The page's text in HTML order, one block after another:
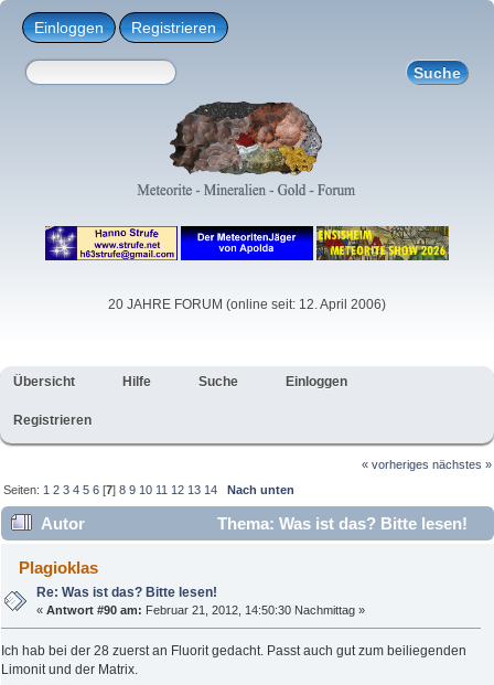
Einloggen Registrieren
20 JAHRE FORUM (online seit: 12. April 2006)
Übersicht Hilfe Suche Einloggen
Registrieren
« vorheriges nächstes »
Seiten: 1 2 3 4 5 6 [7]8 9 10 11 12 13 14 Nach unten
Autor
Thema: Was ist das? Bitte lesen!
(Gelesen 54922 mal)
Plagioklas
Re: Was ist das? Bitte lesen!
«Antwort #90 am: Februar 21, 2012, 14:50:30 Nachmittag »
Ich hab bei der 28 zuerst an Fluorit gedacht. Passt auch gut zum beiliegenden
Limonit und der Matrix.